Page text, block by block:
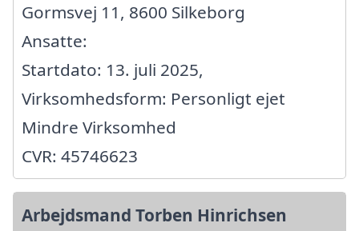
Gormsvej 11, 8600 Silkeborg
Ansatte:
Startdato: 13. juli 2025,
Virksomhedsform: Personligt ejet
Mindre Virksomhed
CVR: 45746623
Arbejdsmand Torben Hinrichsen